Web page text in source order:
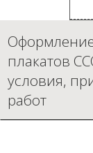
плакатов
условия,
работ